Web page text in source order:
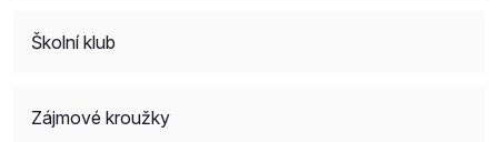
Školní klub
Zájmové kroužky